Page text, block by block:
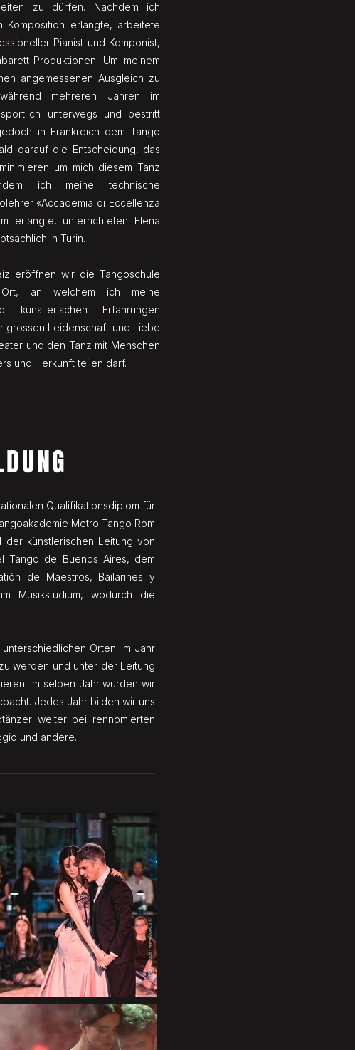
zu dürfen. Nachdem ich
Komposition erlangte, arbeitete
Pianist und Komponist,
Produktionen. Um meinem
angemessenen Ausgleich zu
mehreren Jahren im
unterwegs und bestritt
in Frankreich dem Tango
darauf die Entscheidung, das
um mich diesem Tanz
ich meine technische
«Accademia di Eccellenza
erlangte, unterrichteten Elena
in Turin.
eröffnen wir die Tangoschule
an welchem ich meine
künstlerischen Erfahrungen
grossen Leidenschaft und Liebe
und den Tanz mit Menschen
und Herkunft teilen darf.
Qualifikationsdiplom für
Metro Tango Rom
künstlerischen Leitung von
Tango de Buenos Aires, dem
de Maestros, Bailarines y
Musikstudium, wodurch die
Orten. Im Jahr
werden und unter der Leitung
Im selben Jahr wurden wir
Jedes Jahr bilden wir uns
weiter bei rennomierten
und andere.